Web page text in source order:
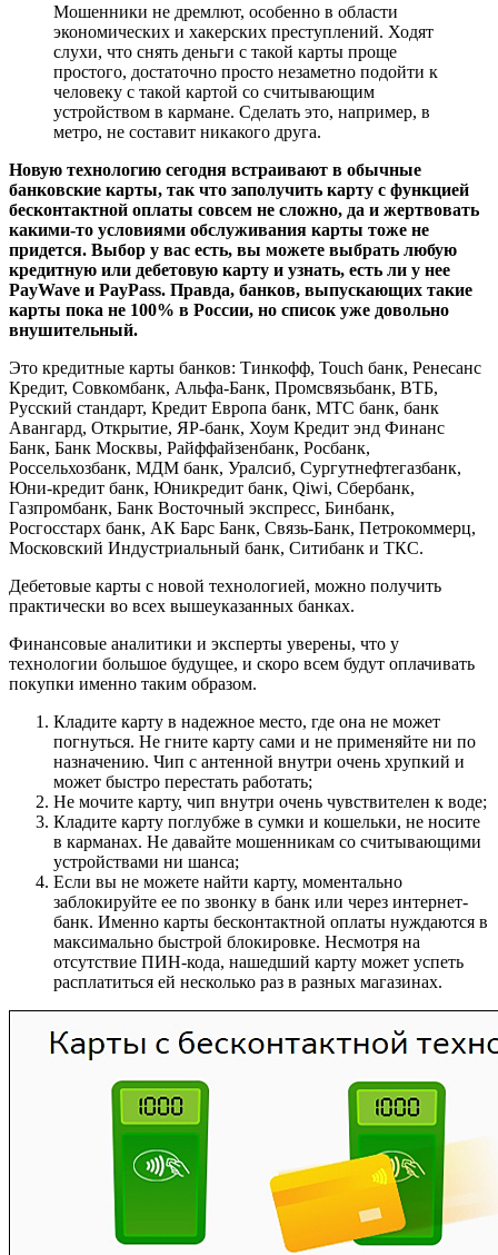
Мошенники не дремлют, особенно в области
экономических и хакерских преступлений. Ходят
слухи, что снять деньги с такой карты проще
простого, достаточно просто незаметно подойти к
человеку с такой картой со считывающим
устройством в кармане. Сделать это, например, в
метро, не составит никакого друга.
Новую технологию сегодня встраивают в обычные
банковские карты, так что заполучить карту с функцией
бесконтактной оплаты совсем не сложно, да и жертвовать
какими-то условиями обслуживания карты тоже не
придется. Выбор у вас есть, вы можете выбрать любую
кредитную или дебетовую карту и узнать, есть ли у нее
PayWave и PayPass. Правда, банков, выпускающих такие
карты пока не 100% в России, но список уже довольно
внушительный.
Это кредитные карты банков: Тинкофф, Touch банк, Ренесанс
Кредит, Совкомбанк, Альфа-Банк, Промсвязьбанк, ВТБ,
Русский стандарт, Кредит Европа банк, МТС банк, банк
Авангард, Открытие, ЯР-банк, Хоум Кредит энд Финанс
Банк, Банк Москвы, Райффайзенбанк, Росбанк,
Россельхозбанк, МДМ банк, Уралсиб, Сургутнефтегазбанк,
Юни-кредит банк, Юникредит банк, Qiwi, Сбербанк,
Газпромбанк, Банк Восточный экспресс, Бинбанк,
Росгосстарх банк, АК Барс Банк, Связь-Банк, Петрокоммерц,
Московский Индустриальный банк, Ситибанк и ТКС.
Дебетовые карты с новой технологией, можно получить
практически во всех вышеуказанных банках.
Финансовые аналитики и эксперты уверены, что у
технологии большое будущее, и скоро всем будут оплачивать
покупки именно таким образом.
Кладите карту в надежное место, где она не может
погнуться. Не гните карту сами и не применяйте ни по
назначению. Чип с антенной внутри очень хрупкий и
может быстро перестать работать;
Не мочите карту, чип внутри очень чувствителен к воде;
Кладите карту поглубже в сумки и кошельки, не носите
в карманах. Не давайте мошенникам со считывающими
устройствами ни шанса;
Если вы не можете найти карту, моментально
заблокируйте ее по звонку в банк или через интернет-
банк. Именно карты бесконтактной оплаты нуждаются в
максимально быстрой блокировке. Несмотря на
отсутствие ПИН-кода, нашедший карту может успеть
расплатиться ей несколько раз в разных магазинах.